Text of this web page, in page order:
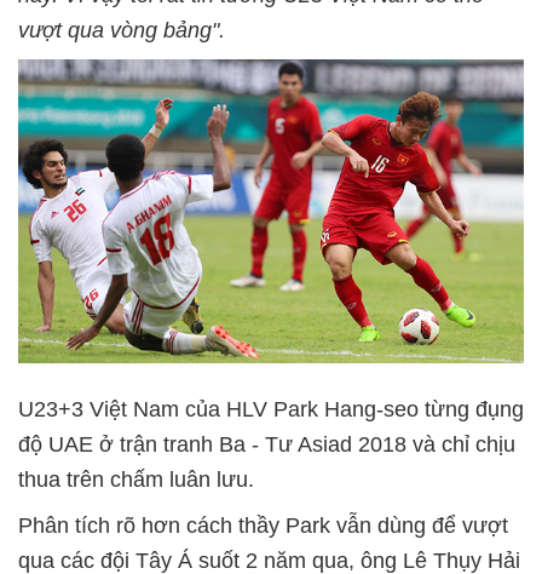
vượt qua vòng bảng".
U23+3 Việt Nam của HLV Park Hang-seo từng đụng
độ UAE ở trận tranh Ba - Tư Asiad 2018 và chỉ chịu
thua trên chấm luân lưu.
Phân tích rõ hơn cách thầy Park vẫn dùng để vượt
qua các đội Tây Á suốt 2 năm qua, ông Lê Thụy Hải